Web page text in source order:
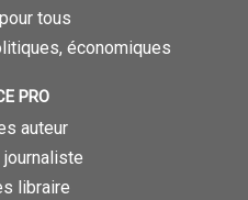
tous
économiques
PRO
auteur
libraire